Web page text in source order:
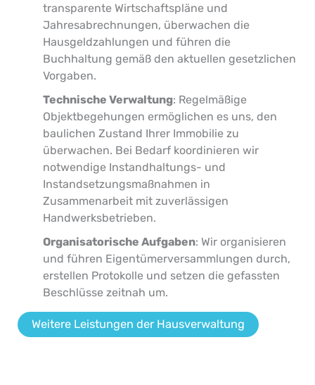
transparente Wirtschaftspläne und
Jahresabrechnungen, überwachen die
Hausgeldzahlungen und führen die
Buchhaltung gemäß den aktuellen gesetzlichen
Vorgaben.
Technische Verwaltung: Regelmäßige
Objektbegehungen ermöglichen es uns, den
baulichen Zustand Ihrer Immobilie zu
überwachen. Bei Bedarf koordinieren wir
notwendige Instandhaltungs- und
Instandsetzungsmaßnahmen in
Zusammenarbeit mit zuverlässigen
Handwerksbetrieben.
Organisatorische Aufgaben: Wir organisieren
und führen Eigentümerversammlungen durch,
erstellen Protokolle und setzen die gefassten
Beschlüsse zeitnah um.
Weitere Leistungen der Hausverwaltung